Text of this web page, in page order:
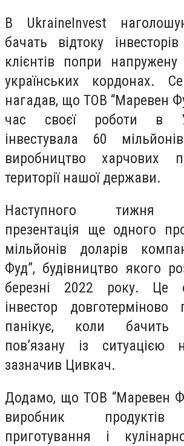
В UkraineInvest
бачать відтоку
клієнтів попри
українських кордонах.
нагадав, що ТОВ “Маревен
час своєї роботи в
інвестувала 60
виробництво харчових
території нашої держави.
Наступного тижня
презентація ще одного
мільйонів доларів
Фуд”, будівництво якого
березні 2022 року. Це
інвестор
панікує, коли бачить
пов’язану із ситуацією
зазначив Цивкач.
Додамо, що ТОВ “Маревен
виробник
приготування і